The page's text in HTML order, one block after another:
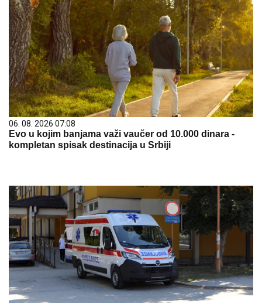
06. 08. 2026 07:08
Evo u kojim banjama važi vaučer od 10.000 dinara -
kompletan spisak destinacija u Srbiji